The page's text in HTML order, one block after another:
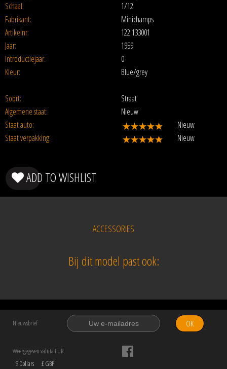
Schaal:
1/12
Fabrikant:
Minichamps
Artikelnr:
122 133001
Jaar:
1959
Introductiejaar:
0
Kleur:
Blue/grey
Soort:
Straat
Algemene staat:
Nieuw
Staat auto:
Nieuw
Staat verpakking:
Nieuw
ADD TO WISHLIST
ACCESSORIES
Bij dit model past ook:
Nieuwsbrief OK
Weergegeven valuta EUR
$ Dollars
£ GBP